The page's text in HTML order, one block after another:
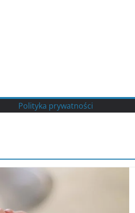
Polityka prywatności